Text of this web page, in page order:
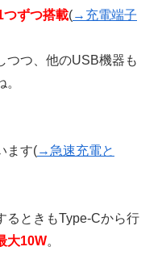
ずつ搭載(→充電端子
つつ、他のUSB機器も
ます(→急速充電と
るときもType-Cから行
大10W。